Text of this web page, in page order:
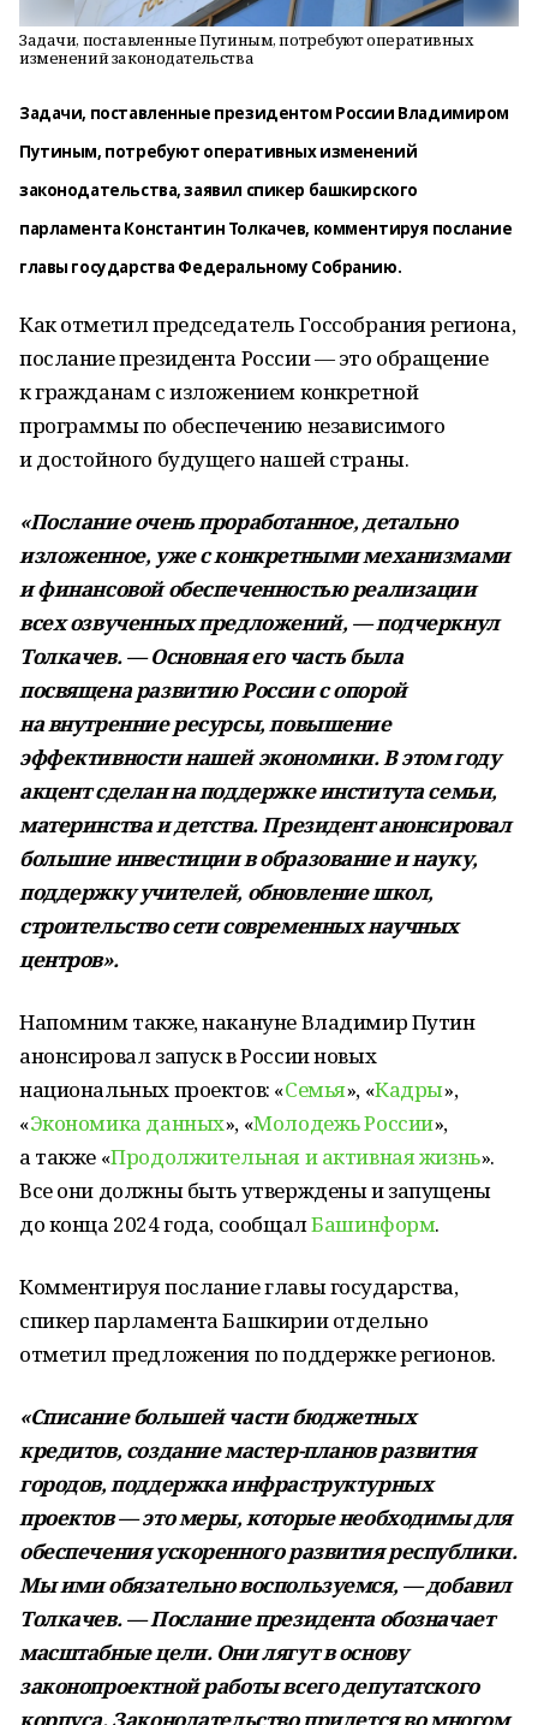
Задачи, поставленные Путиным, потребуют оперативных
изменений законодательства
Задачи, поставленные президентом России Владимиром
Путиным, потребуют оперативных изменений
законодательства, заявил спикер башкирского
парламента Константин Толкачев, комментируя послание
главы государства Федеральному Собранию.
Как отметил председатель Госсобрания региона,
послание президента России — это обращение
к гражданам с изложением конкретной
программы по обеспечению независимого
и достойного будущего нашей страны.
«Послание очень проработанное, детально
изложенное, уже с конкретными механизмами
и финансовой обеспеченностью реализации
всех озвученных предложений, — подчеркнул
Толкачев. — Основная его часть была
посвящена развитию России с опорой
на внутренние ресурсы, повышение
эффективности нашей экономики. В этом году
акцент сделан на поддержке института семьи,
материнства и детства. Президент анонсировал
большие инвестиции в образование и науку,
поддержку учителей, обновление школ,
строительство сети современных научных
центров».
Напомним также, накануне Владимир Путин
анонсировал запуск в России новых
национальных проектов: «Семья», «Кадры»,
«Экономика данных», «Молодежь России»,
а также «Продолжительная и активная жизнь».
Все они должны быть утверждены и запущены
до конца 2024 года, сообщалБашинформ.
Комментируя послание главы государства,
спикер парламента Башкирии отдельно
отметил предложения по поддержке регионов.
«Списание большей части бюджетных
кредитов, создание мастер-планов развития
городов, поддержка инфраструктурных
проектов — это меры, которые необходимы для
обеспечения ускоренного развития республики.
Мы ими обязательно воспользуемся, — добавил
Толкачев. — Послание президента обозначает
масштабные цели. Они лягут в основу
законопроектной работы всего депутатского